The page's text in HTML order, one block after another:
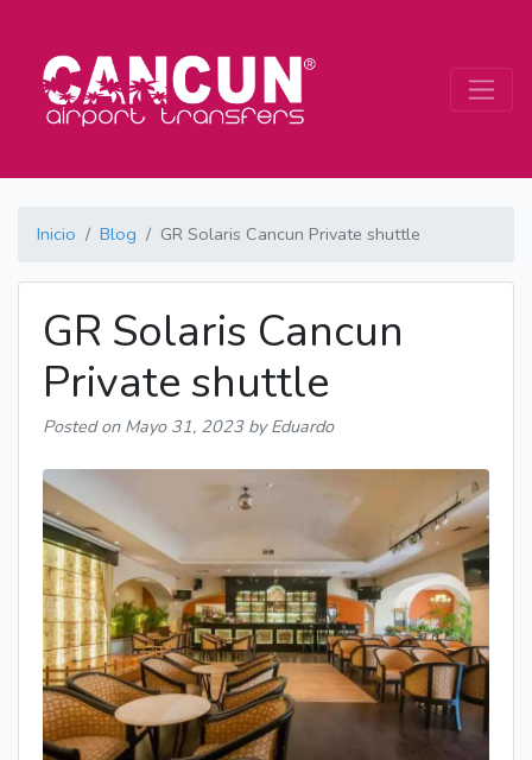
Inicio Blog GR Solaris Cancun Private shuttle
GR Solaris Cancun
Private shuttle
Posted on Mayo 31, 2023by Eduardo